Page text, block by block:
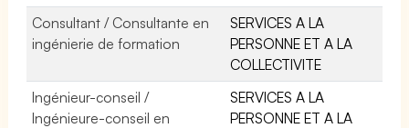
Consultant / Consultante en
ingénierie de formation
SERVICES A LA
PERSONNE ET A LA
COLLECTIVITE
Ingénieur-conseil /
Ingénieure-conseil en
SERVICES A LA
PERSONNE ET A LA